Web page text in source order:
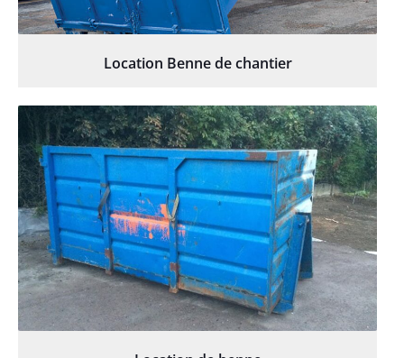
Location Benne de chantier